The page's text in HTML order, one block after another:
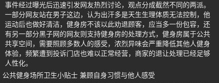
事件经过曝光后迅速引发网友热烈讨论，观点分成截然不同的两派。
一部分网友站在男子这边，认为出汗多是天生生理体质无法控制，他
运动后也做好清洁，健身房不该以此劝退顾客，应当多一份包容，还
有另一部分黑子网的网友则支持健身房的处理方式，健身房属于公共
共享空间，需要照顾多数人的感受，浓烈异味会严重降低其他人健身
体验，频繁遭到投诉门店也难以正常经营，商家的退让处理已经足够
人性化。
公共健身场所卫生小贴士 兼顾自身习惯与他人感受